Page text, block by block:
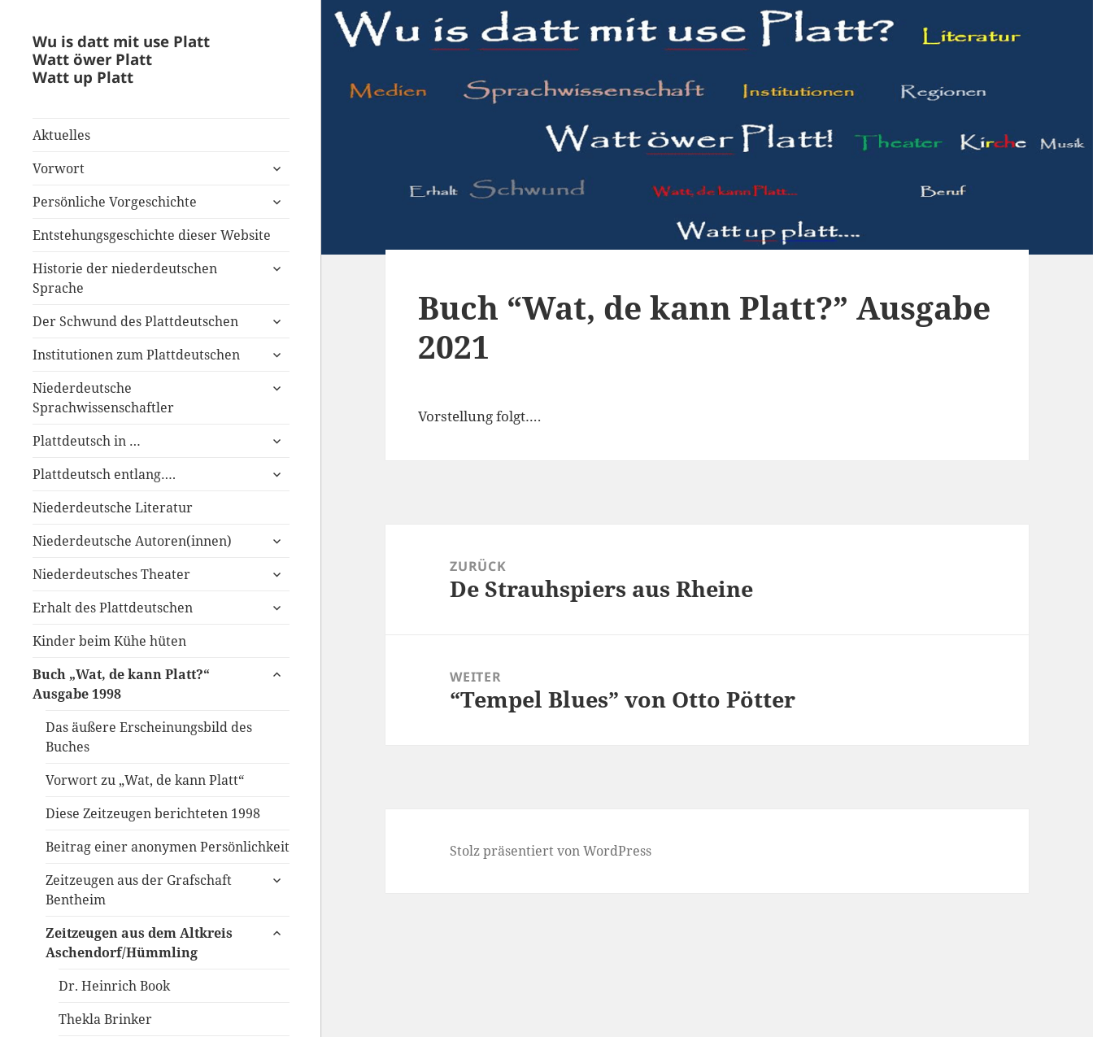
Wu is datt mit use Platt
Watt öwer Platt
Watt up Platt
Aktuelles
Vorwort
untermenü
Persönliche Vorgeschichte
untermenü
Entstehungsgeschichte dieser Website
Historie der niederdeutschen
Sprache
untermenü
Der Schwund des Plattdeutschen
untermenü
Institutionen zum Plattdeutschen
untermenü
Niederdeutsche
Sprachwissenschaftler
untermenü
Plattdeutsch in …
untermenü
Plattdeutsch entlang….
untermenü
Niederdeutsche Literatur
Niederdeutsche Autoren(innen)
untermenü
Niederdeutsches Theater
untermenü
Erhalt des Plattdeutschen
untermenü
Kinder beim Kühe hüten
Buch „Wat, de kann Platt?“
Ausgabe 1998
untermenü
Das äußere Erscheinungsbild des
Buches
Vorwort zu „Wat, de kann Platt“
Diese Zeitzeugen berichteten 1998
Beitrag einer anonymen Persönlichkeit
Zeitzeugen aus der Grafschaft
Bentheim
untermenü
Zeitzeugen aus dem Altkreis
Aschendorf/Hümmling
untermenü
Dr. Heinrich Book
Thekla Brinker
Buch “Wat, de kann Platt?” Ausgabe
2021
Vorstellung folgt….
ZURÜCK
Vorheriger
De Strauhspiers aus Rheine
WEITER
Nächster
“Tempel Blues” von Otto Pötter
Stolz präsentiert von WordPress